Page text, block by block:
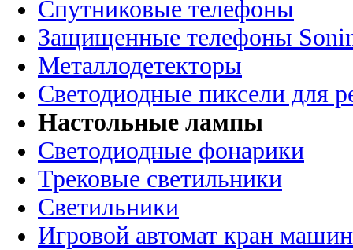
Спутниковые телефоны
Защищенные телефоны
Металлодетекторы
Светодиодные пиксели для
Настольные лампы
Светодиодные фонарики
Трековые светильники
Светильники
Игровой автомат кран